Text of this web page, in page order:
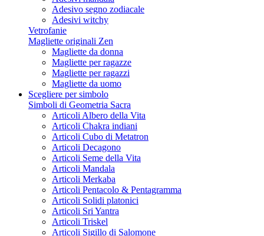
Adesivo segno zodiacale
Adesivi witchy
Vetrofanie
Magliette originali Zen
Magliette da donna
Magliette per ragazze
Magliette per ragazzi
Magliette da uomo
Scegliere per simbolo
Simboli di Geometria Sacra
Articoli Albero della Vita
Articoli Chakra indiani
Articoli Cubo di Metatron
Articoli Decagono
Articoli Seme della Vita
Articoli Mandala
Articoli Merkaba
Articoli Pentacolo & Pentagramma
Articoli Solidi platonici
Articoli Sri Yantra
Articoli Triskel
Articoli Sigillo di Salomone